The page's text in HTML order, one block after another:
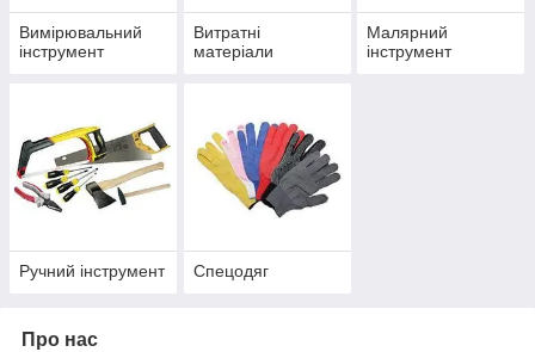
Вимірювальний
інструмент
Витратні
матеріали
Малярний
інструмент
Ручний інструмент Спецодяг
Про нас